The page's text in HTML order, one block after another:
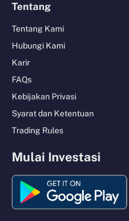
Tentang
Tentang Kami
Hubungi Kami
Karir
FAQs
Kebijakan Privasi
Syarat dan Ketentuan
Trading Rules
Mulai Investasi